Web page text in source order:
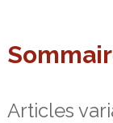
Articles